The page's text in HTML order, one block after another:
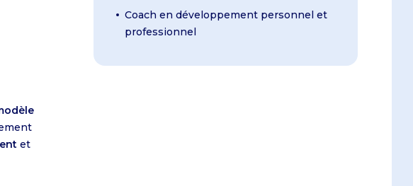
et
Coach en développement personnel et
professionnel